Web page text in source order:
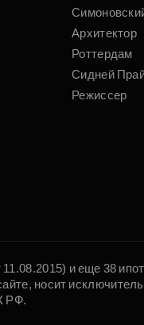
Архитектор
Роттердам
Сидней
Режиссер
и еще 38
носит
РФ.